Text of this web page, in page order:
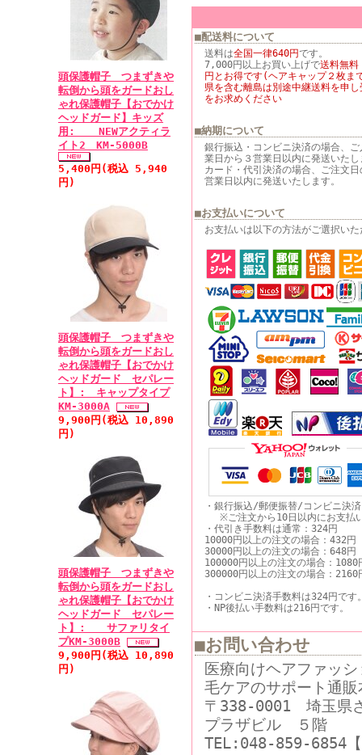
頭保護帽子 つまずきや
転倒から頭をガードおし
ゃれ保護帽子【おでかけ
ヘッドガード】キッズ
用: NEWアクティラ
イト2 KM-5000B
5,400円(税込 5,940
円)
頭保護帽子 つまずきや
転倒から頭をガードおし
ゃれ保護帽子【おでかけ
ヘッドガード セパレー
ト】: キャップタイプ
KM-3000A
9,900円(税込 10,890
円)
頭保護帽子 つまずきや
転倒から頭をガードおし
ゃれ保護帽子【おでかけ
ヘッドガード セパレー
ト】: サファリタイ
プKM-3000B
9,900円(税込 10,890
円)
■配送料について
送料は全国一律640円です。
7,000円以上お買い上げで送料無料
円とお得です(ヘアキャップ２枚ま
県を含む離島は別途中継送料を申
をお求めください
■納期について
銀行振込・コンビニ決済の場合、
業日から３営業日以内に発送いたし
カード・代引決済の場合、ご注文
営業日以内に発送いたします。
■お支払いについて
お支払いは以下の方法がご選択い
・銀行振込/郵便振替/コンビニ決
※ご注文から10日以内にお支払
・代引き手数料は通常：324円
10000円以上の注文の場合：432円
30000円以上の注文の場合：648円
100000円以上の注文の場合：1080
300000円以上の注文の場合：2160
・コンビニ決済手数料は324円です
・NP後払い手数料は216円です。
■お問い合わせ
医療向けヘアファッ
毛ケアのサポート通
〒338-0001 埼玉県
プラザビル ５階
TEL:048-859-6854